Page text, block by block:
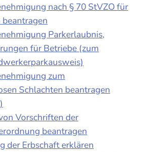
nach § 70 StVZO für
Parkerlaubnis,
für Betriebe (zum
zum
Schlachten beantragen
Vorschriften der
beantragen
der Erbschaft erklären